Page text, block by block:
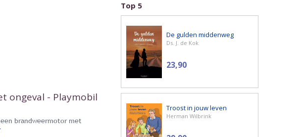
ongeval - Playmobil
brandweermotor met
Top 5
De gulden middenweg
Ds. J. de Kok
23,90
Troost in jouw leven
Herman Wilbrink